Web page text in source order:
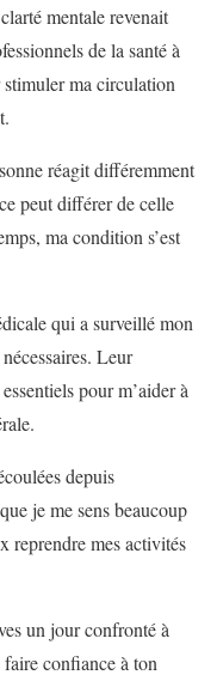
mentale revenait
de la santé à
ma circulation
réagit différemment
peut différer de celle
ma condition s’est
qui a surveillé mon
Leur
pour m’aider à
depuis
je me sens beaucoup
reprendre mes activités
un jour confronté à
confiance à ton